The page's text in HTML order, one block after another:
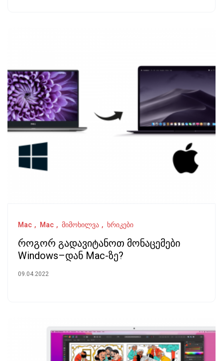
Mac Mac მიმოხილვა ხრიკები
როგორ გადავიტანოთ მონაცემები
Windows–დან Mac-ზე?
09.04.2022